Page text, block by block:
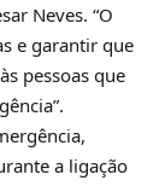
Neves. “O
e garantir que
pessoas que
a ligação